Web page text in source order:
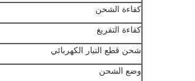
كفاءة الشحن
كفاءة التفريغ
شحن قطع التيار الكهربائي
وضع الشحن